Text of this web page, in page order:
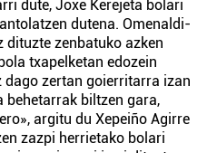
dute, Joxe Kerejeta bolari
dutena. Omenaldi-
dituzte zenbatuko azken
txapelketan edozein
dago zertan goierritarra izan
behetarrak biltzen gara,
argitu du Xepeiño Agirre
zazpi herrietako bolari